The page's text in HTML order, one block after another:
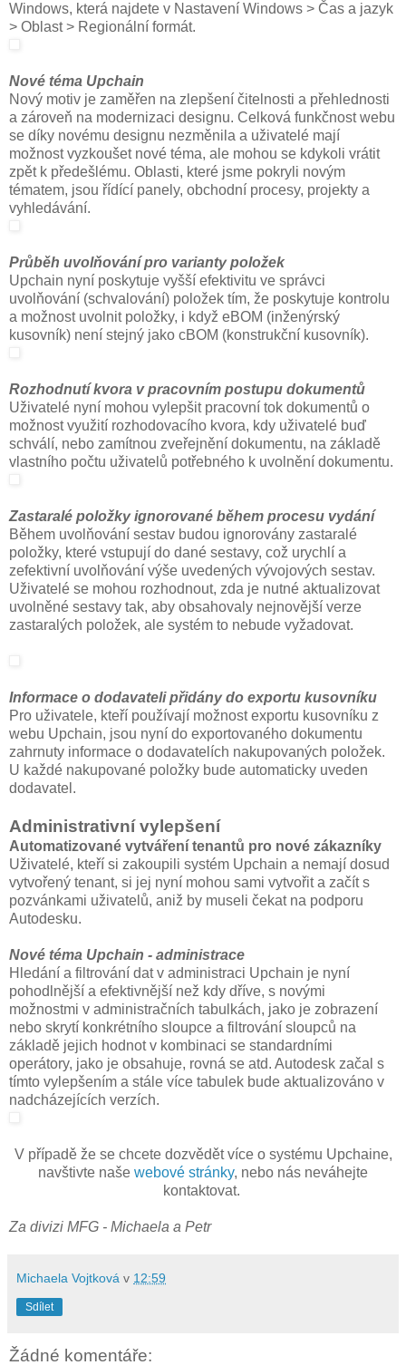
Windows, která najdete v Nastavení Windows > Čas a jazyk
> Oblast > Regionální formát.
Nové téma Upchain
Nový motiv je zaměřen na zlepšení čitelnosti a přehlednosti
a zároveň na modernizaci designu. Celková funkčnost webu
se díky novému designu nezměnila a uživatelé mají
možnost vyzkoušet nové téma, ale mohou se kdykoli vrátit
zpět k předešlému. Oblasti, které jsme pokryli novým
tématem, jsou řídící panely, obchodní procesy, projekty a
vyhledávání.
Průběh uvolňování pro varianty položek
Upchain nyní poskytuje vyšší efektivitu ve správci
uvolňování (schvalování) položek tím, že poskytuje kontrolu
a možnost uvolnit položky, i když eBOM (inženýrský
kusovník) není stejný jako cBOM (konstrukční kusovník).
Rozhodnutí kvora v pracovním postupu dokumentů
Uživatelé nyní mohou vylepšit pracovní tok dokumentů o
možnost využití rozhodovacího kvora, kdy uživatelé buď
schválí, nebo zamítnou zveřejnění dokumentu, na základě
vlastního počtu uživatelů potřebného k uvolnění dokumentu.
Zastaralé položky ignorované během procesu vydání
Během uvolňování sestav budou ignorovány zastaralé
položky, které vstupují do dané sestavy, což urychlí a
zefektivní uvolňování výše uvedených vývojových sestav.
Uživatelé se mohou rozhodnout, zda je nutné aktualizovat
uvolněné sestavy tak, aby obsahovaly nejnovější verze
zastaralých položek, ale systém to nebude vyžadovat.
Informace o dodavateli přidány do exportu kusovníku
Pro uživatele, kteří používají možnost exportu kusovníku z
webu Upchain, jsou nyní do exportovaného dokumentu
zahrnuty informace o dodavatelích nakupovaných položek.
U každé nakupované položky bude automaticky uveden
dodavatel.
Administrativní vylepšení
Automatizované vytváření tenantů pro nové zákazníky
Uživatelé, kteří si zakoupili systém Upchain a nemají dosud
vytvořený tenant, si jej nyní mohou sami vytvořit a začít s
pozvánkami uživatelů, aniž by museli čekat na podporu
Autodesku.
Nové téma Upchain - administrace
Hledání a filtrování dat v administraci Upchain je nyní
pohodlnější a efektivnější než kdy dříve, s novými
možnostmi v administračních tabulkách, jako je zobrazení
nebo skrytí konkrétního sloupce a filtrování sloupců na
základě jejich hodnot v kombinaci se standardními
operátory, jako je obsahuje, rovná se atd. Autodesk začal s
tímto vylepšením a stále více tabulek bude aktualizováno v
nadcházejících verzích.
V případě že se chcete dozvědět více o systému Upchaine,
navštivte naše webové stránky, nebo nás neváhejte
kontaktovat.
Za divizi MFG - Michaela a Petr
Michaela Vojtková v 12:59
Sdílet
Žádné komentáře: